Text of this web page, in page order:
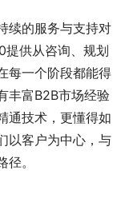
续的服务与支持对
提供从咨询、规划
每一个阶段都能得
丰富B2B市场经验
通技术，更懂得如
以客户为中心，与
。